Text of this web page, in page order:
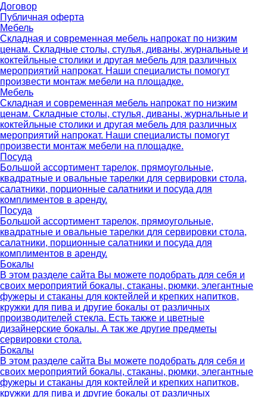
Договор
Публичная оферта
Мебель
Складная и современная мебель напрокат по низким
ценам. Складные столы, стулья, диваны, журнальные и
коктейльные столики и другая мебель для различных
мероприятий напрокат. Наши специалисты помогут
произвести монтаж мебели на площадке.
Мебель
Складная и современная мебель напрокат по низким
ценам. Складные столы, стулья, диваны, журнальные и
коктейльные столики и другая мебель для различных
мероприятий напрокат. Наши специалисты помогут
произвести монтаж мебели на площадке.
Посуда
Большой ассортимент тарелок, прямоугольные,
квадратные и овальные тарелки для сервировки стола,
салатники, порционные салатники и посуда для
комплиментов в аренду.
Посуда
Большой ассортимент тарелок, прямоугольные,
квадратные и овальные тарелки для сервировки стола,
салатники, порционные салатники и посуда для
комплиментов в аренду.
Бокалы
В этом разделе сайта Вы можете подобрать для себя и
своих мероприятий бокалы, стаканы, рюмки, элегантные
фужеры и стаканы для коктейлей и крепких напитков,
кружки для пива и другие бокалы от различных
производителей стекла. Есть также и цветные
дизайнерские бокалы. А так же другие предметы
сервировки стола.
Бокалы
В этом разделе сайта Вы можете подобрать для себя и
своих мероприятий бокалы, стаканы, рюмки, элегантные
фужеры и стаканы для коктейлей и крепких напитков,
кружки для пива и другие бокалы от различных